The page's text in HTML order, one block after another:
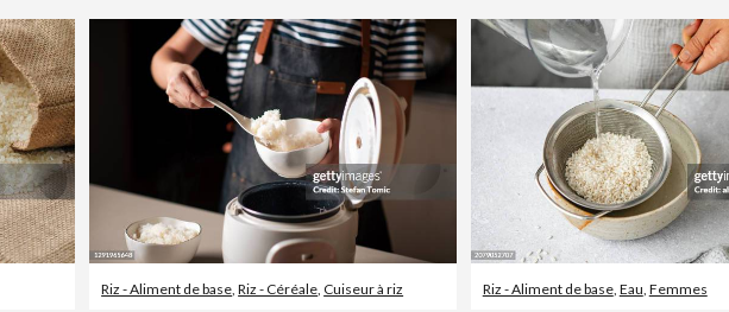
Riz - Aliment de base,Riz - Céréale, Cuiseur à riz Riz - Aliment de base, Eau, Femmes